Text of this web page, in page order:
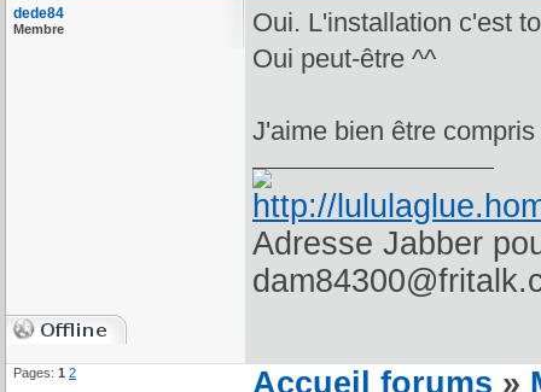
dede84
Membre
Oui. L'installation c'est
Oui peut-être ^^
J'aime bien être
Adresse Jabber
Pages: 1 2 Accueil forums »